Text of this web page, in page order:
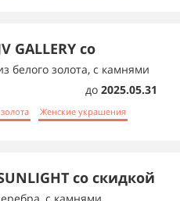
GALLERY со
белого золота, с камнями
до 2025.05.31
Женские украшения
со скидкой